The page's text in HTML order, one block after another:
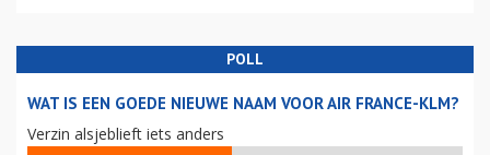
POLL
WAT IS EEN GOEDE NIEUWE NAAM VOOR AIR FRANCE-KLM?
Verzin alsjeblieft iets anders